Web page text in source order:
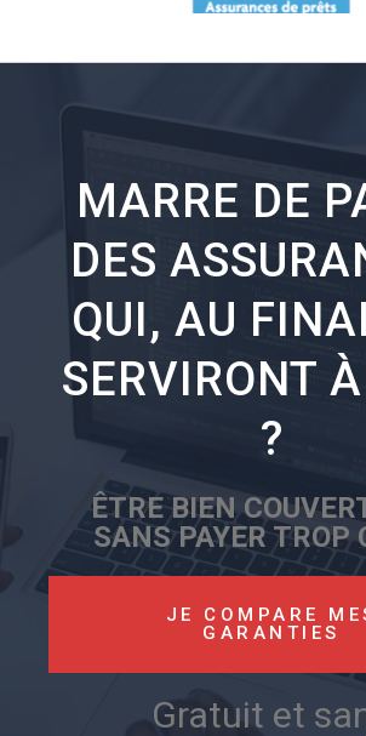
MARRE DE
DES
QUI, AU
SERVIRONT
?
ÊTRE BIEN
SANS PAYER TROP
JE COMPARE
GARANTIES
Gratuit et